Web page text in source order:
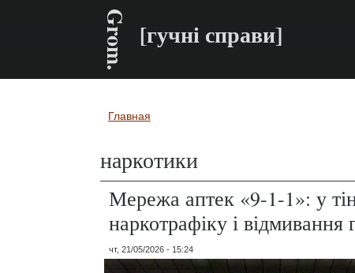
Grom. [гучні справи]
Вы здесь
Главная
наркотики
Мережа аптек «9-1-1»: у
наркотрафіку і
чт, 21/05/2026 - 15:24